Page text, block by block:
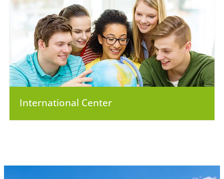
International Center